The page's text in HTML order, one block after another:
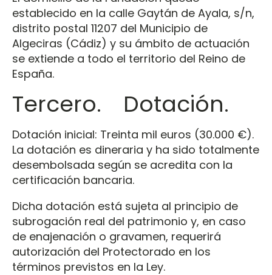
establecido en la calle Gaytán de Ayala, s/n,
distrito postal 11207 del Municipio de
Algeciras (Cádiz) y su ámbito de actuación
se extiende a todo el territorio del Reino de
España.
Tercero. Dotación.
Dotación inicial: Treinta mil euros (30.000 €).
La dotación es dineraria y ha sido totalmente
desembolsada según se acredita con la
certificación bancaria.
Dicha dotación está sujeta al principio de
subrogación real del patrimonio y, en caso
de enajenación o gravamen, requerirá
autorización del Protectorado en los
términos previstos en la Ley.